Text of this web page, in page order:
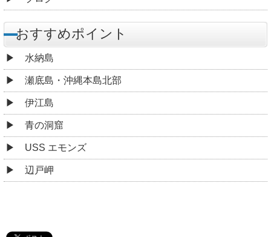
おすすめポイント
水納島
瀬底島・沖縄本島北部
伊江島
青の洞窟
USS エモンズ
辺戸岬